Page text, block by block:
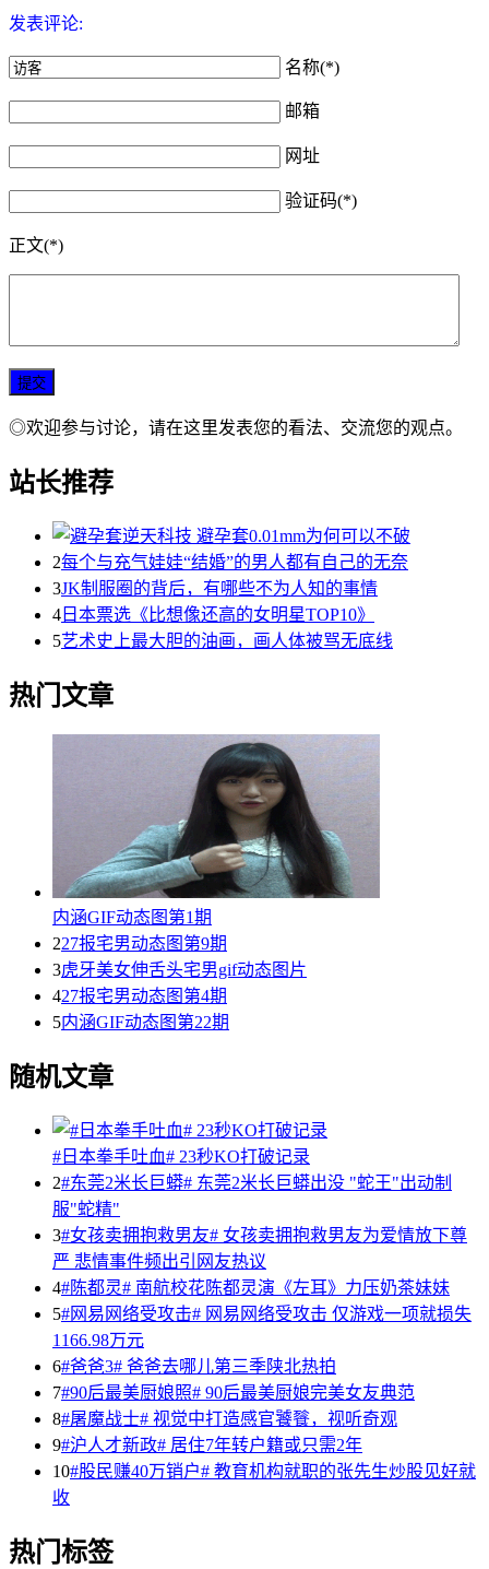
发表评论:
名称(*)
邮箱
网址
验证码(*)
正文(*)
◎欢迎参与讨论，请在这里发表您的看法、交流您的观点。
站长推荐
2每个与充气娃娃“结婚”的男人都有自己的无奈
3JK制服圈的背后，有哪些不为人知的事情
4 日本票选《比想像还高的女明星TOP10》
5艺术史上最大胆的油画，画人体被骂无底线
热门文章
内涵GIF动态图第1期
227报宅男动态图第9期
3虎牙美女伸舌头宅男gif动态图片
427报宅男动态图第4期
5内涵GIF动态图第22期
随机文章
#日本拳手吐血# 23秒KO打破记录
2#东莞2米长巨蟒# 东莞2米长巨蟒出没 "蛇王"出动制
服"蛇精"
3#女孩卖拥抱救男友# 女孩卖拥抱救男友为爱情放下尊
严 悲情事件频出引网友热议
4#陈都灵# 南航校花陈都灵演《左耳》力压奶茶妹妹
5#网易网络受攻击# 网易网络受攻击 仅游戏一项就损失
1166.98万元
6#爸爸3# 爸爸去哪儿第三季陕北热拍
7#90后最美厨娘照# 90后最美厨娘完美女友典范
8#屠魔战士# 视觉中打造感官饕餮，视听奇观
9#沪人才新政# 居住7年转户籍或只需2年
10#股民赚40万销户# 教育机构就职的张先生炒股见好就
收
热门标签